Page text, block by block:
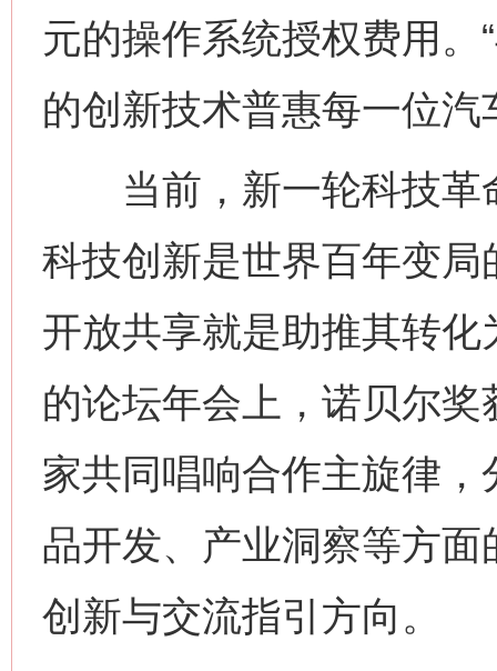
元的操作系统授权费用
的创新技术普惠每一位汽
当前，新一轮科技革
科技创新是世界百年变局
开放共享就是助推其转化
的论坛年会上，诺贝尔
家共同唱响合作主旋律
品开发、产业洞察等方
创新与交流指引方向。